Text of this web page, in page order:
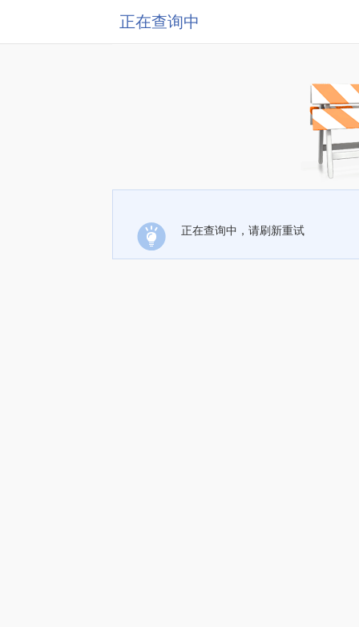
正在查询中
正在查询中，请刷新重试